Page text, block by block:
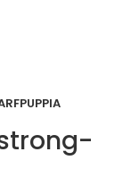
PUPPIA